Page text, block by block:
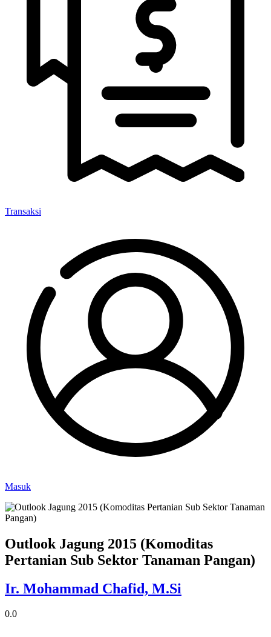
Transaksi
Masuk
Outlook Jagung 2015 (Komoditas
Pertanian Sub Sektor Tanaman Pangan)
Ir. Mohammad Chafid, M.Si
0.0